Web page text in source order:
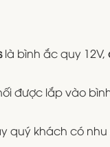
là bình ắc quy 12V,
được lắp vào
quý khách có